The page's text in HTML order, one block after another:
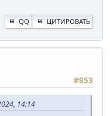
QQ ЦИТИРОВАТЬ
#953
14:14